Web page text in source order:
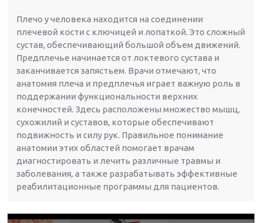
Плечо у человека находится на соединении
плечевой кости с ключицей и лопаткой. Это сложный
сустав, обеспечивающий большой объем движений.
Предплечье начинается от локтевого сустава и
заканчивается запястьем. Врачи отмечают, что
анатомия плеча и предплечья играет важную роль в
поддержании функциональности верхних
конечностей. Здесь расположены множество мышц,
сухожилий и суставов, которые обеспечивают
подвижность и силу рук. Правильное понимание
анатомии этих областей помогает врачам
диагностировать и лечить различные травмы и
заболевания, а также разрабатывать эффективные
реабилитационные программы для пациентов.